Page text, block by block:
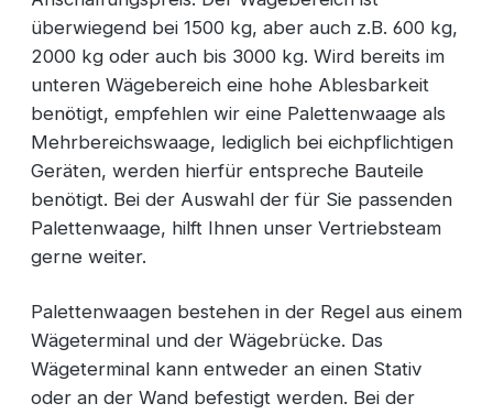
überwiegend bei 1500 kg, aber auch z.B. 600 kg,
2000 kg oder auch bis 3000 kg. Wird bereits im
unteren Wägebereich eine hohe Ablesbarkeit
benötigt, empfehlen wir eine Palettenwaage als
Mehrbereichswaage, lediglich bei eichpflichtigen
Geräten, werden hierfür entspreche Bauteile
benötigt. Bei der Auswahl der für Sie passenden
Palettenwaage, hilft Ihnen unser Vertriebsteam
gerne weiter.
Palettenwaagen bestehen in der Regel aus einem
Wägeterminal und der Wägebrücke. Das
Wägeterminal kann entweder an einen Stativ
oder an der Wand befestigt werden. Bei der